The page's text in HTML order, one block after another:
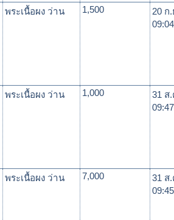
พระเนื้อผง ว่าน 1,500
20 ก
09:04
พระเนื้อผง ว่าน 1,000
31 ส
09:47
พระเนื้อผง ว่าน 7,000
31 ส
09:45